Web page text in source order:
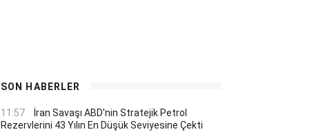
SON HABERLER
11:57
İran Savaşı ABD'nin Stratejik Petrol
Rezervlerini 43 Yılın En Düşük Seviyesine Çekti